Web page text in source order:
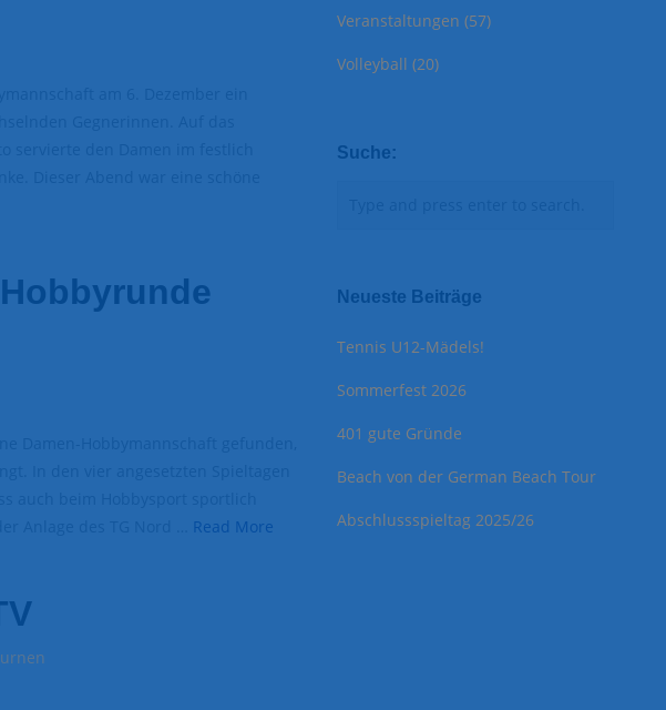
Read More
Veranstaltungen (57)
Volleyball (20)
Suche:
Neueste Beiträge
Tennis U12-Mädels!
Sommerfest 2026
401 gute Gründe
Beach von der German Beach Tour
Abschlussspieltag 2025/26